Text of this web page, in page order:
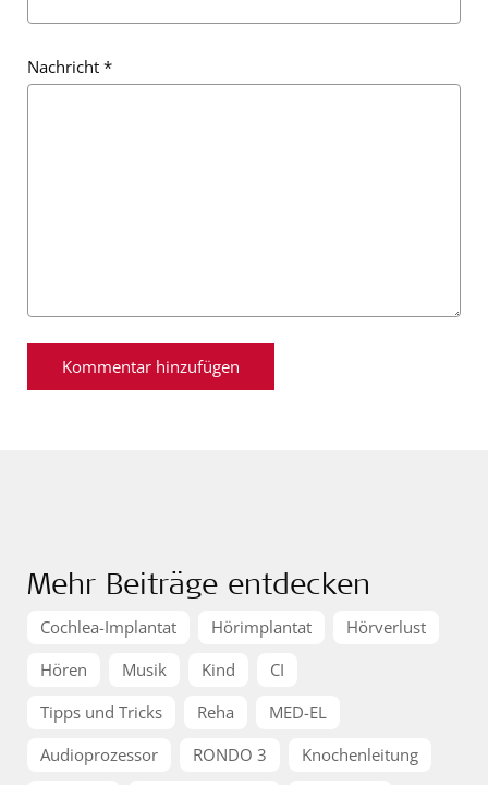
Nachricht *
Mehr Beiträge entdecken
Cochlea-Implantat Hörimplantat
Hörverlust
Hören
Musik Kind
CI
Tipps und Tricks
Reha
MED-EL
Audioprozessor
RONDO 3
Knochenleitung